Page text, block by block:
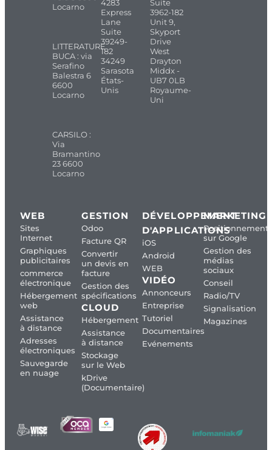
Locarno
LITTERATURE
BUCA : via
Serafino
Balestra 6
6600
Locarno
CARSILO :
Via
Bramantino
23 6600
Locarno
4283
Express
Lane
Suite
39249-
182
34249
Sarasota
États-
Unis
Suite
3962-182
Unit 9,
Skyport
Drive
West
Drayton
Middx -
UB7 0LB
Royaume-
Uni
WEB
Sites
Internet
Graphiques
publicitaires
commerce
électronique
Hébergement
web
Assistance
à distance
Adresses
électroniques
Sauvegarde
en nuage
GESTION
Odoo
Facture QR
Convertir
un devis en
facture
Gestion des
spécifications
CLOUD
Hébergement
Assistance
à distance
Stockage
sur le Web
kDrive
(Documentaire)
DÉVELOPPEMENT
D'APPLICATIONS
iOS
Android
WEB
VIDÉO
Annonceurs
Entreprise
Tutoriel
Documentaires
Evénements
MARKETING
Positionnement
sur Google
Gestion des
médias
sociaux
Conseil
Radio/TV
Signalisation
Magazines